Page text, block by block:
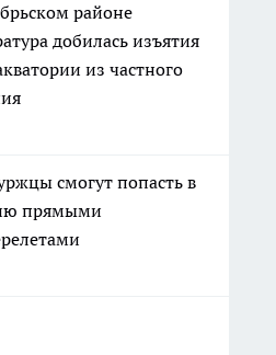
районе
добилась изъятия
из частного
смогут попасть в
прямыми